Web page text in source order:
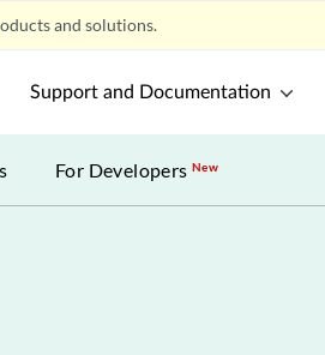
and solutions.
Support and Documentation
For DevelopersNew